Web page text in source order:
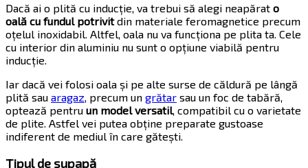
Dacă ai o plită cu inducție, va trebui să alegi neapărat o
oală cu fundul potrivitdin materiale feromagnetice precum
oțelul inoxidabil. Altfel, oala nu va funcționa pe plita ta. Cele
cu interior din aluminiu nu sunt o opțiune viabilă pentru
inducție.
Iar dacă vei folosi oala și pe alte surse de căldură pe lângă
plită sau aragaz , precum un grătar sau un foc de tabără,
optează pentru un model versatil , compatibil cu o varietate
de plite. Astfel vei putea obține preparate gustoase
indiferent de mediul în care gătești.
Tipul de supapă